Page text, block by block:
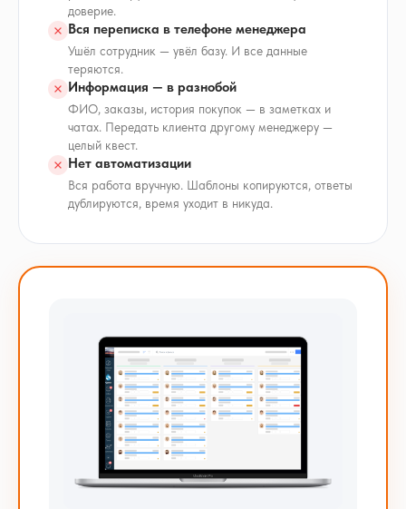
доверие.
Вся переписка в телефоне менеджера
Ушёл сотрудник — увёл базу. И все данные
теряются.
Информация — в разнобой
ФИО, заказы, история покупок — в заметках и
чатах. Передать клиента другому менеджеру —
целый квест.
Нет автоматизации
Вся работа вручную. Шаблоны копируются, ответы
дублируются, время уходит в никуда.